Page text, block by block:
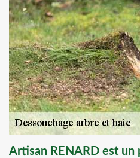
Artisan RENARD est un